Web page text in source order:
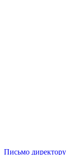
Письмо директору